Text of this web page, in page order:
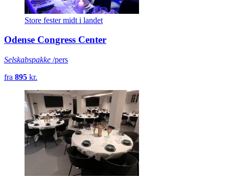
Store fester midt i landet
Odense Congress Center
Selskabspakke /pers
fra 895 kr.